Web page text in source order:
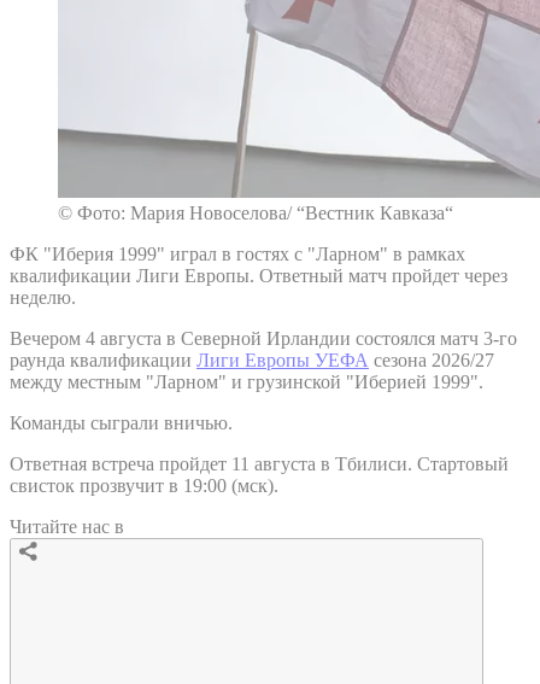
© Фото: Мария Новоселова/ “Вестник Кавказа“
ФК "Иберия 1999" играл в гостях с "Ларном" в рамках
квалификации Лиги Европы. Ответный матч пройдет через
неделю.
Вечером 4 августа в Северной Ирландии состоялся матч 3-го
раунда квалификации Лиги Европы УЕФА сезона 2026/27
между местным "Ларном" и грузинской "Иберией 1999".
Команды сыграли вничью.
Ответная встреча пройдет 11 августа в Тбилиси. Стартовый
свисток прозвучит в 19:00 (мск).
Читайте нас в